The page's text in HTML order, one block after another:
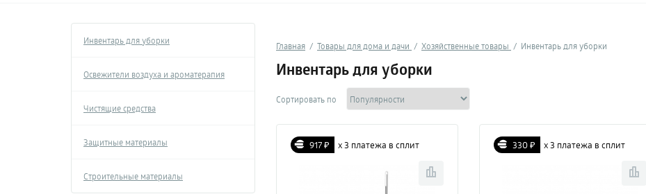
Инвентарь для уборки
Освежители воздуха и ароматерапия
Чистящие средства
Защитные материалы
Строительные материалы
Главная Товары для дома и дачи Хозяйственные товары Инвентарь для уборки
Инвентарь для уборки
Сортировать по
917 ₽ х 3 платежа в сплит 330 ₽ х 3 платежа в сплит